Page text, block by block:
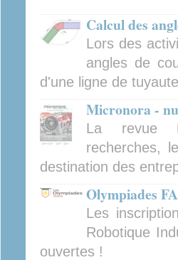
Calcul des
Lors des
angles de
d'une ligne de
Micronora -
La revue
recherches,
destination des
Olympiades
Les
Robotique
ouvertes !